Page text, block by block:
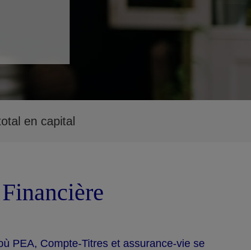
en capital
PEA, Compte-Titres et assurance-vie se